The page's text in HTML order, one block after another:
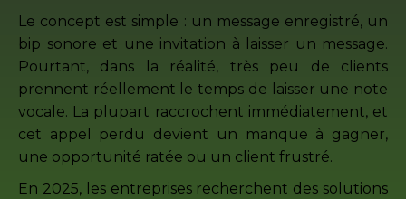
Le concept est simple : un message enregistré, un
bip sonore et une invitation à laisser un message.
Pourtant, dans la réalité, très peu de clients
prennent réellement le temps de laisser une note
vocale. La plupart raccrochent immédiatement, et
cet appel perdu devient un manque à gagner,
une opportunité ratée ou un client frustré.
En 2025, les entreprises recherchent des solutions